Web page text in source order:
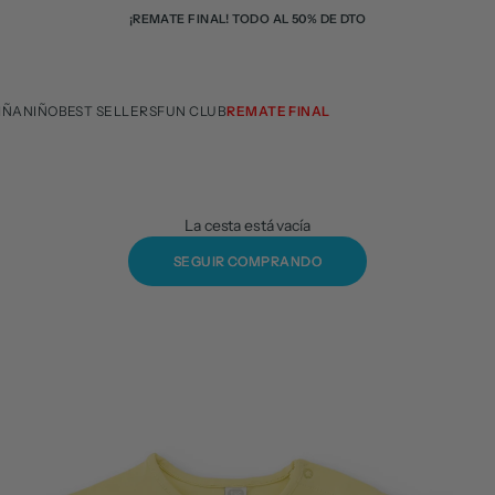
¡REMATE FINAL! TODO AL 50% DE DTO
NIÑOBEST SELLERSFUN CLUBREMATE FINAL
La cesta está vacía
SEGUIR COMPRANDO